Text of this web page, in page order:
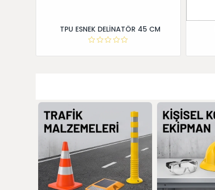
TPU ESNEK DELİNATÖR 45 CM